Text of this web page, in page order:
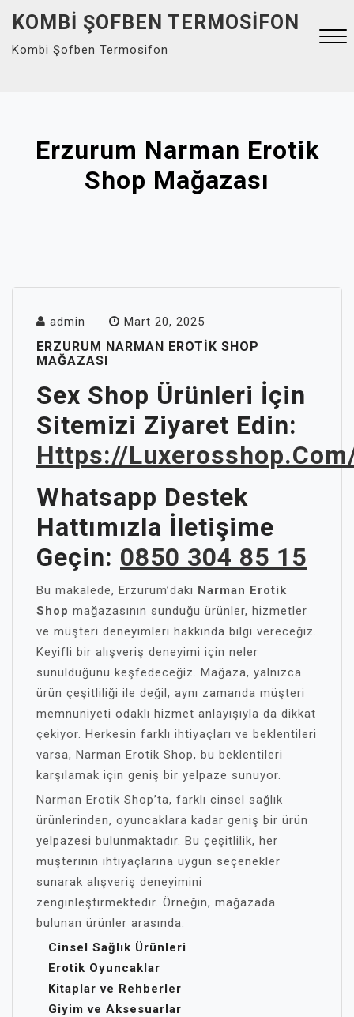
content
KOMBI ŞOFBEN TERMOSIFON
Kombi Şofben Termosifon
Erzurum Narman Erotik
Shop Mağazası
admin Mart 20, 2025
ERZURUM NARMAN EROTIK SHOP
MAĞAZASI
Sex Shop Ürünleri İçin
Sitemizi Ziyaret Edin:
Https://
Whatsapp Destek
Hattımızla İletişime
Geçin: 0850 304 85 15
Bu makalede, Erzurum’daki Narman Erotik
Shop mağazasının sunduğu ürünler, hizmetler
ve müşteri deneyimleri hakkında bilgi vereceğiz.
Keyifli bir alışveriş deneyimi için neler
sunulduğunu keşfedeceğiz. Mağaza, yalnızca
ürün çeşitliliği ile değil, aynı zamanda müşteri
memnuniyeti odaklı hizmet anlayışıyla da dikkat
çekiyor. Herkesin farklı ihtiyaçları ve beklentileri
varsa, Narman Erotik Shop, bu beklentileri
karşılamak için geniş bir yelpaze sunuyor.
Narman Erotik Shop’ta, farklı cinsel sağlık
ürünlerinden, oyuncaklara kadar geniş bir ürün
yelpazesi bulunmaktadır. Bu çeşitlilik, her
müşterinin ihtiyaçlarına uygun seçenekler
sunarak alışveriş deneyimini
zenginleştirmektedir. Örneğin, mağazada
bulunan ürünler arasında:
Cinsel Sağlık Ürünleri
Erotik Oyuncaklar
Kitaplar ve Rehberler
Giyim ve Aksesuarlar